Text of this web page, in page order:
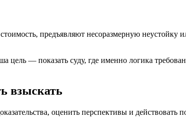
предъявляют несоразмерную
цель — показать суду, где именно логика
взыскать
оценить перспективы и действовать